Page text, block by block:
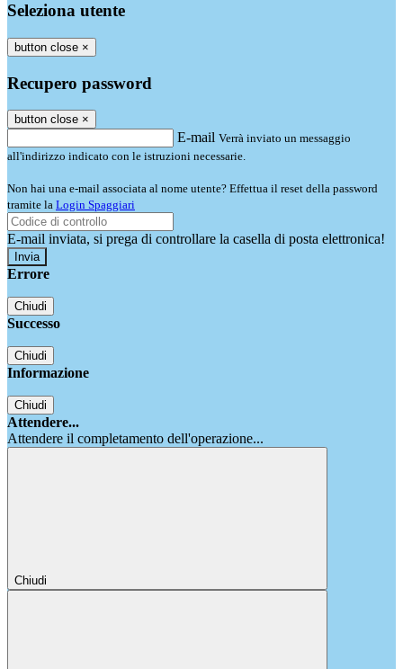
Seleziona utente
button close ×
Recupero password
button close ×
E-mail Verrà inviato un messaggio
all'indirizzo indicato con le istruzioni necessarie.
Non hai una e-mail associata al nome utente? Effettua il reset della password
tramite la Login Spaggiari
E-mail inviata, si prega di controllare la casella di posta elettronica!
Errore
Chiudi
Successo
Chiudi
Informazione
Chiudi
Attendere...
Attendere il completamento dell'operazione...
Chiudi